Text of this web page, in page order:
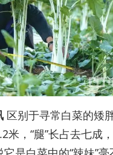
区别于寻常白菜的矮
米，“腿”长占去七成